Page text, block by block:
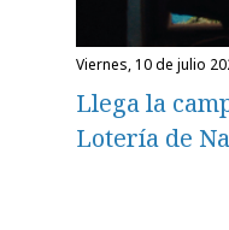
viernes, 10 de julio
Llega la
Lotería de